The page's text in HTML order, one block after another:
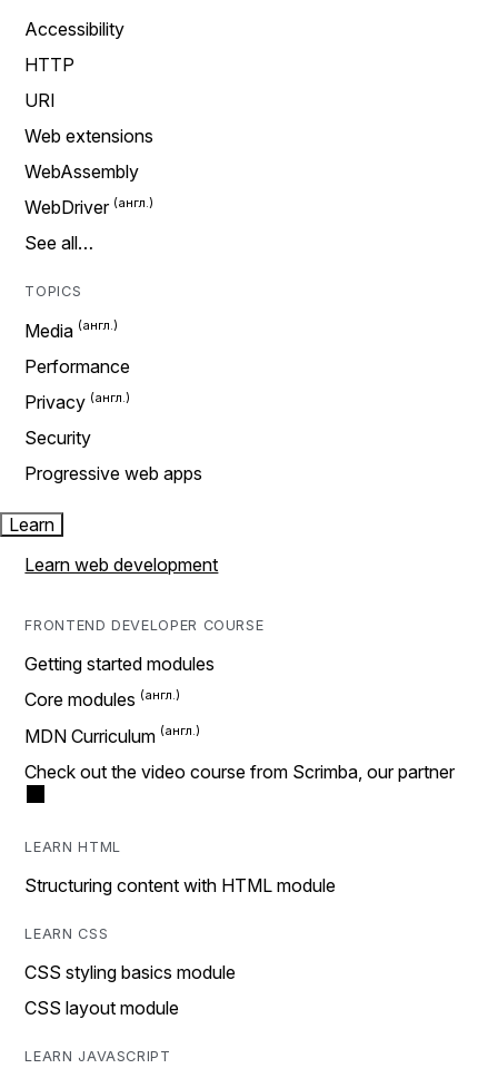
Accessibility
HTTP
URI
Web extensions
WebAssembly
WebDriver
See all…
TOPICS
Media
Performance
Privacy
Security
Progressive web apps
Learn
Learn web development
FRONTEND DEVELOPER COURSE
Getting started modules
Core modules
MDN Curriculum
Check out the video course from Scrimba, our partner
LEARN HTML
Structuring content with HTML module
LEARN CSS
CSS styling basics module
CSS layout module
LEARN JAVASCRIPT